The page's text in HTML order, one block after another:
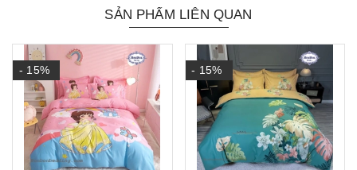
SẢN PHẨM LIÊN QUAN
- 15% - 15%